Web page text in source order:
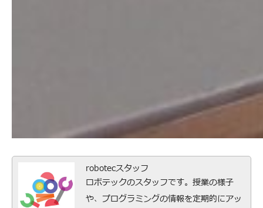
robotecスタッフ
ロボテックのスタッフです。授業の様子
や、プログラミングの情報を定期的にアッ